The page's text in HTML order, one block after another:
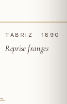
AVANT
TABRIZ · 1890 ·
Reprise franges